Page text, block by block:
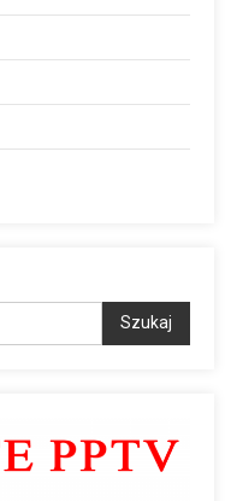
Szukaj